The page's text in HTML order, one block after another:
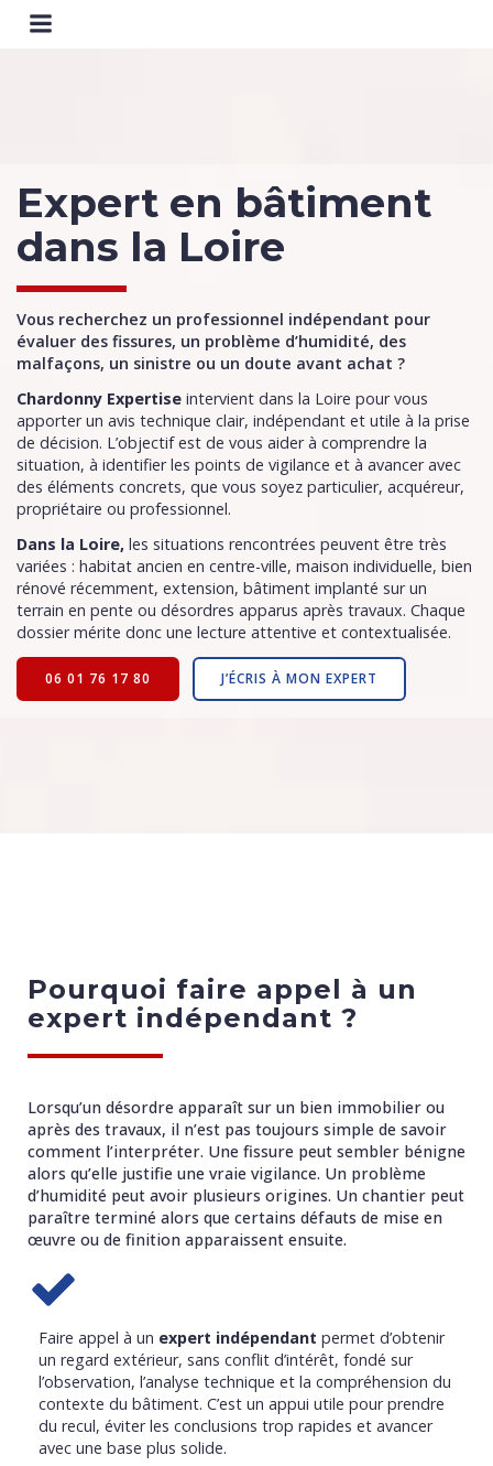
Expert en bâtiment
dans la Loire
Vous recherchez un professionnel indépendant pour
évaluer des fissures, un problème d’humidité, des
malfaçons, un sinistre ou un doute avant achat ?
Chardonny Expertise intervient dans la Loire pour vous
apporter un avis technique clair, indépendant et utile à la prise
de décision. L’objectif est de vous aider à comprendre la
situation, à identifier les points de vigilance et à avancer avec
des éléments concrets, que vous soyez particulier, acquéreur,
propriétaire ou professionnel.
Dans la Loire, les situations rencontrées peuvent être très
variées : habitat ancien en centre-ville, maison individuelle, bien
rénové récemment, extension, bâtiment implanté sur un
terrain en pente ou désordres apparus après travaux. Chaque
dossier mérite donc une lecture attentive et contextualisée.
06 01 76 17 80 J’ÉCRIS À MON EXPERT
Pourquoi faire appel à un
expert indépendant ?
Lorsqu’un désordre apparaît sur un bien immobilier ou
après des travaux, il n’est pas toujours simple de savoir
comment l’interpréter. Une fissure peut sembler bénigne
alors qu’elle justifie une vraie vigilance. Un problème
d’humidité peut avoir plusieurs origines. Un chantier peut
paraître terminé alors que certains défauts de mise en
œuvre ou de finition apparaissent ensuite.
Faire appel à un expert indépendant permet d’obtenir
un regard extérieur, sans conflit d’intérêt, fondé sur
l’observation, l’analyse technique et la compréhension du
contexte du bâtiment. C’est un appui utile pour prendre
du recul, éviter les conclusions trop rapides et avancer
avec une base plus solide.